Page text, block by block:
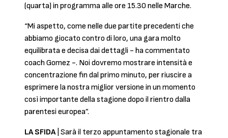
(quarta) in programma alle ore 15.30 nelle Marche.
“Mi aspetto, come nelle due partite precedenti che
abbiamo giocato contro di loro, una gara molto
equilibrata e decisa dai dettagli - ha commentato
coach Gomez -. Noi dovremo mostrare intensità e
concentrazione fin dal primo minuto, per riuscire a
esprimere la nostra miglior versione in un momento
così importante della stagione dopo il rientro dalla
parentesi europea”.
LA SFIDA| Sarà il terzo appuntamento stagionale tra